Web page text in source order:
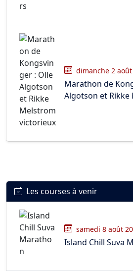
dimanche 2
Marathon de
Algotson et
Les courses à venir
samedi 8 août
Island Chill Suva